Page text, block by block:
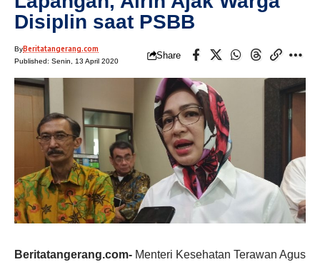
Disiplin saat PSBB
ByBeritatangerang.com
Published: Senin, 13 April 2020
Share
Beritatangerang.com- Menteri Kesehatan Terawan Agus